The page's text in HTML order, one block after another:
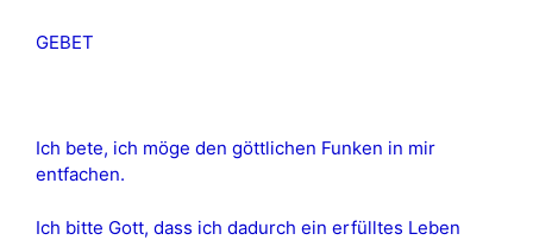
GEBET
Ich bete, ich möge den göttlichen Funken in mir
entfachen.
Ich bitte Gott, dass ich dadurch ein erfülltes Leben